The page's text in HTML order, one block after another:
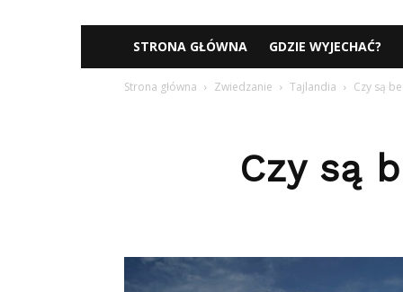
STRONA GŁÓWNA GDZIE WYJECHAĆ?
Strona główna Zwiedzanie Tajlandia Czy są
Czy są